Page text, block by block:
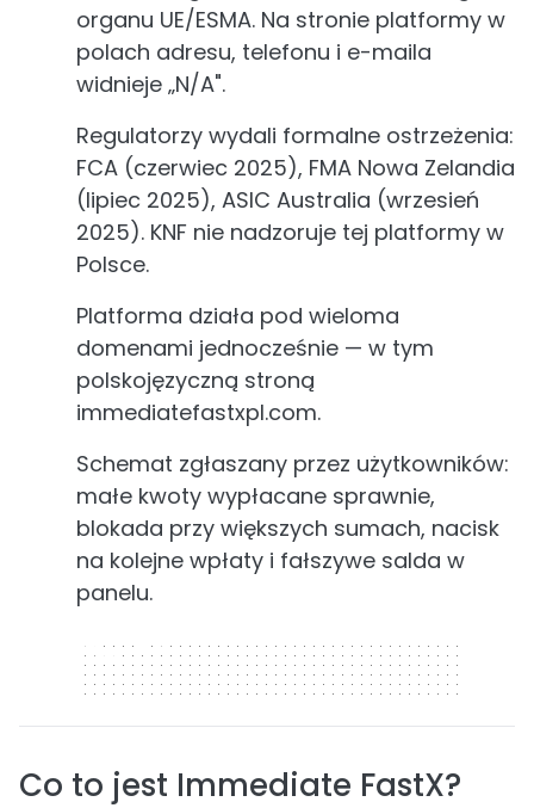
organu UE/ESMA. Na stronie platformy w
polach adresu, telefonu i e-maila
widnieje „N/A".
Regulatorzy wydali formalne ostrzeżenia:
FCA (czerwiec 2025), FMA Nowa Zelandia
(lipiec 2025), ASIC Australia (wrzesień
2025). KNF nie nadzoruje tej platformy w
Polsce.
Platforma działa pod wieloma
domenami jednocześnie — w tym
polskojęzyczną stroną
immediatefastxpl.com.
Schemat zgłaszany przez użytkowników:
małe kwoty wypłacane sprawnie,
blokada przy większych sumach, nacisk
na kolejne wpłaty i fałszywe salda w
panelu.
320 x 50
Co to jest Immediate FastX?